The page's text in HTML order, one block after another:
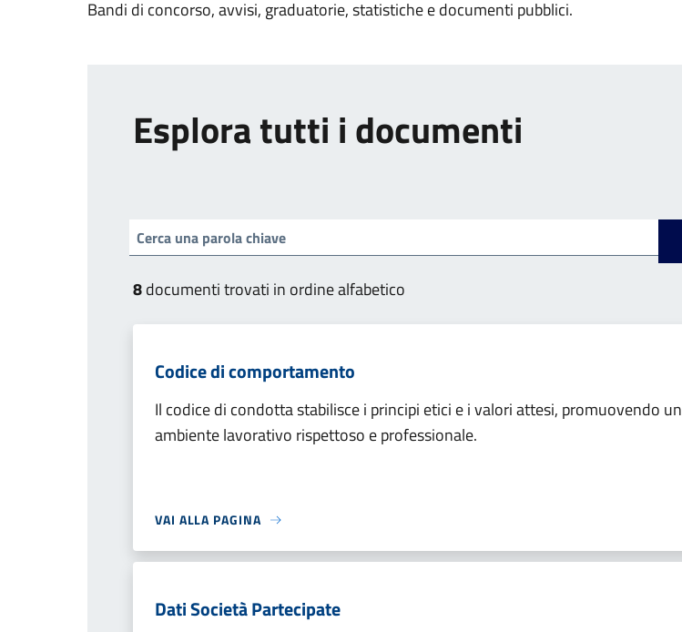
Bandi di concorso, avvisi, graduatorie, statistiche e documenti pubblici.
Esplora tutti i documenti
8documenti trovati in ordine alfabetico
Codice di comportamento
Il codice di condotta stabilisce i principi etici e i valori attesi, promuovendo un
ambiente lavorativo rispettoso e professionale.
VAI ALLA PAGINA
Dati Società Partecipate